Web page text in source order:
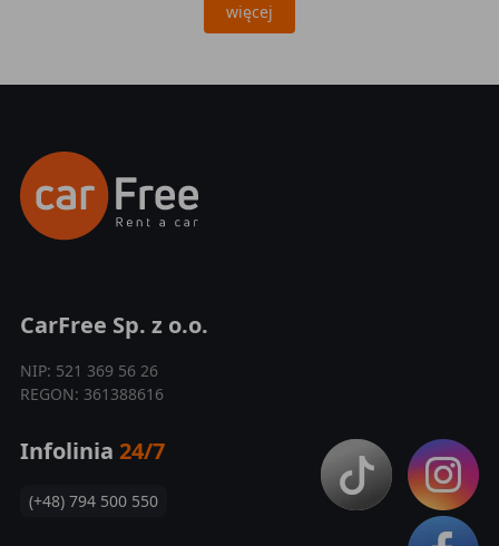
więcej
CarFree Sp. z o.o.
NIP: 521 369 56 26
REGON: 361388616
Infolinia 24/7
(+48) 794 500 550